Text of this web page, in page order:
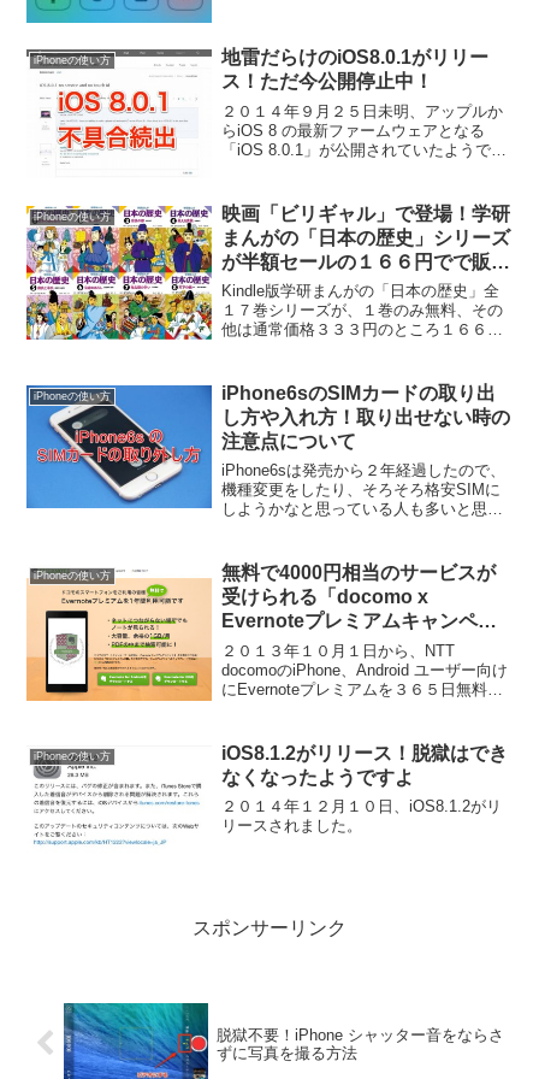
iPhoneの使い方
地雷だらけのiOS8.0.1がリリー
ス！ただ今公開停止中！
２０１４年９月２５日未明、アップルか
らiOS 8 の最新ファームウェアとなる
「iOS 8.0.1」が公開されていたようで
iPhoneの使い方
映画「ビリギャル」で登場！学研
まんがの「日本の歴史」シリーズ
が半額セールの１６６円でで販売
中！
Kindle版学研まんがの「日本の歴史」全
１７巻シリーズが、１巻のみ無料、その
他は通常価格３３３円のところ１６６円
iPhoneの使い方
iPhone6sのSIMカードの取り出
し方や入れ方！取り出せない時の
注意点について
iPhone6sは発売から２年経過したので、
機種変更をしたり、そろそろ格安SIMに
しようかなと思っている人も多いと思い
どうやってやるのか不安になるかもしれ
ません。そこ...
iPhoneの使い方
無料で4000円相当のサービスが
受けられる「docomo x
Evernoteプレミアムキャンペー
ン」に登録してみた
２０１３年１０月１日から、NTT
docomoのiPhone、Android ユーザー向け
にEvernoteプレミアムを３６５日無料に
始まりました。これはキャン...
iPhoneの使い方
iOS8.1.2がリリース！脱獄はでき
なくなったようですよ
２０１４年１２月１０日、iOS8.1.2がリ
リースされました。
スポンサーリンク
脱獄不要！iPhone シャッター音をならさ
ずに写真を撮る方法